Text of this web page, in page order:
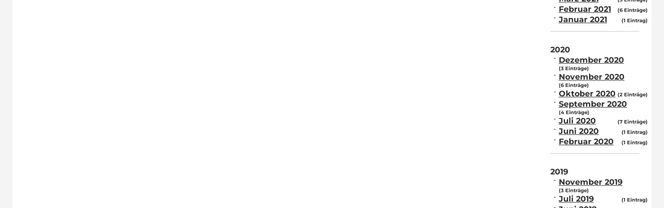
Februar 2021 (6 Einträge)
Januar 2021 (1 Eintrag)
2020
Dezember 2020
(3 Einträge)
November 2020
(6 Einträge)
Oktober 2020 (2 Einträge)
September 2020
(4 Einträge)
Juli 2020 (7 Einträge)
Juni 2020 (1 Eintrag)
Februar 2020 (1 Eintrag)
2019
November 2019
(3 Einträge)
Juli 2019 (1 Eintrag)